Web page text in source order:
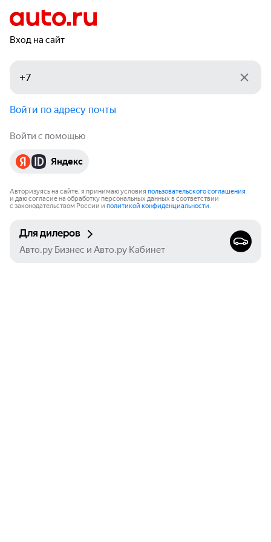
Вход на сайт
Войти по адресу почты
Войти с помощью
Яндекс
Авторизуясь на сайте, я принимаю условия пользовательского соглашения
и даю согласие на обработку персональных данных в соответствии
с законодательством России и политикой конфиденциальности.
Для дилеров
Авто.ру Бизнес и Авто.ру Кабинет